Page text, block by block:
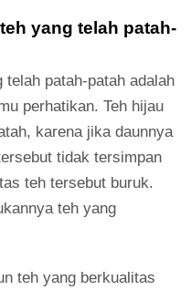
yang telah patah-
patah-patah adalah
perhatikan. Teh hijau
karena jika daunnya
tidak tersimpan
teh tersebut buruk.
teh yang
teh yang berkualitas